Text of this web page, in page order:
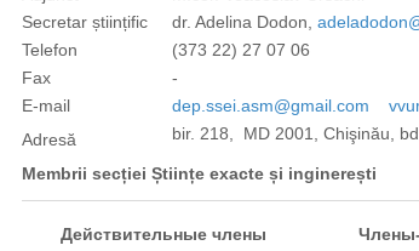
Secretar științific dr. Adelina Dodon,
Telefon
(373 22) 27 07 06
Fax
-
E-mail
dep.ssei.asm@gmail.com
Adresă
bir. 218, MD 2001, Chişinău,
Membrii secției Științe exacte și inginerești
Действительные члены